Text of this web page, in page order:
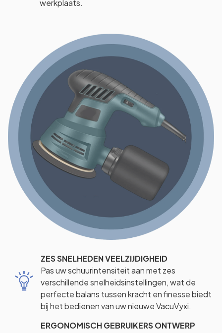
werkplaats.
ZES SNELHEDEN VEELZIJDIGHEID
Pas uw schuurintensiteit aan met zes
verschillende snelheidsinstellingen, wat de
perfecte balans tussen kracht en finesse biedt
bij het bedienen van uw nieuwe VacuVyxi.
ERGONOMISCH GEBRUIKERS ONTWERP